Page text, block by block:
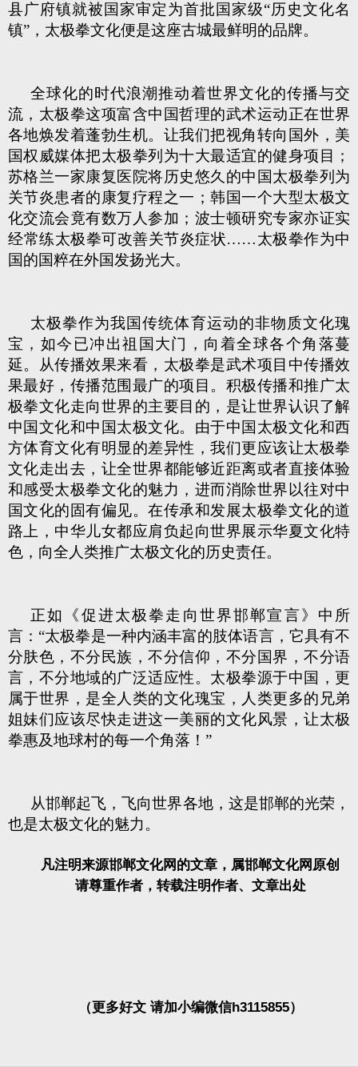
县广府镇就被国家审定为首批国家级“历史文化名
镇”，太极拳文化便是这座古城最鲜明的品牌。
全球化的时代浪潮推动着世界文化的传播与交
流，太极拳这项富含中国哲理的武术运动正在世界
各地焕发着蓬勃生机。让我们把视角转向国外，美
国权威媒体把太极拳列为十大最适宜的健身项目；
苏格兰一家康复医院将历史悠久的中国太极拳列为
关节炎患者的康复疗程之一；韩国一个大型太极文
化交流会竟有数万人参加；波士顿研究专家亦证实
经常练太极拳可改善关节炎症状……太极拳作为中
国的国粹在外国发扬光大。
太极拳作为我国传统体育运动的非物质文化瑰
宝，如今已冲出祖国大门，向着全球各个角落蔓
延。从传播效果来看，太极拳是武术项目中传播效
果最好，传播范围最广的项目。积极传播和推广太
极拳文化走向世界的主要目的，是让世界认识了解
中国文化和中国太极文化。由于中国太极文化和西
方体育文化有明显的差异性，我们更应该让太极拳
文化走出去，让全世界都能够近距离或者直接体验
和感受太极拳文化的魅力，进而消除世界以往对中
国文化的固有偏见。在传承和发展太极拳文化的道
路上，中华儿女都应肩负起向世界展示华夏文化特
色，向全人类推广太极文化的历史责任。
正如《促进太极拳走向世界邯郸宣言》中所
言：“太极拳是一种内涵丰富的肢体语言，它具有不
分肤色，不分民族，不分信仰，不分国界，不分语
言，不分地域的广泛适应性。太极拳源于中国，更
属于世界，是全人类的文化瑰宝，人类更多的兄弟
姐妹们应该尽快走进这一美丽的文化风景，让太极
拳惠及地球村的每一个角落！”
从邯郸起飞，飞向世界各地，这是邯郸的光荣，
也是太极文化的魅力。
凡注明来源邯郸文化网的文章，属邯郸文化网原创
请尊重作者，转载注明作者、文章出处
（更多好文 请加小编微信h3115855）